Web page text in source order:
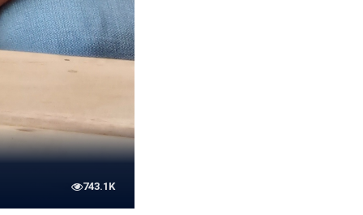
743.1K